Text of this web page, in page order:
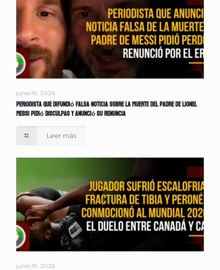
junio 19, 2026
Periodista que difundió falsa noticia sobre la muerte del padre de Lionel
Messi pidió disculpas y anunció su renuncia
Leer más
junio 19, 2026